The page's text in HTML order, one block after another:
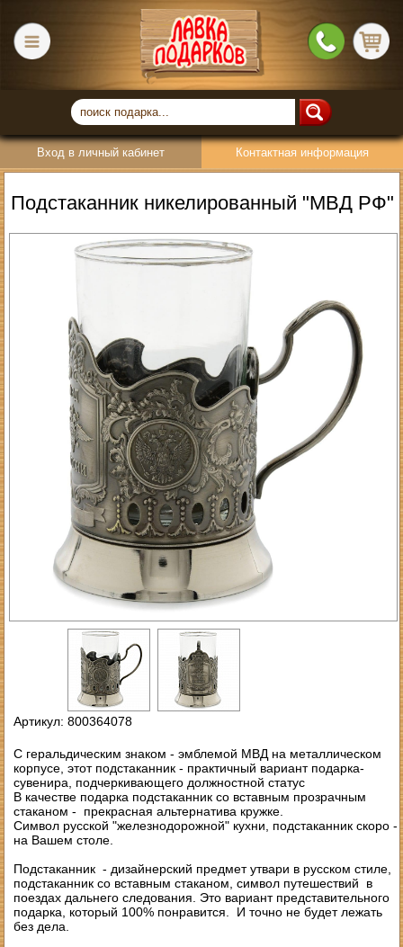
Вход в личный кабинет Контактная информация
Подстаканник никелированный "МВД РФ"
Артикул: 800364078
С геральдическим знаком - эмблемой МВД на металлическом
корпусе, этот подстаканник - практичный вариант подарка-
сувенира, подчеркивающего должностной статус
В качестве подарка подстаканник со вставным прозрачным
стаканом - прекрасная альтернатива кружке.
Символ русской "железнодорожной" кухни, подстаканник скоро -
на Вашем столе.
Подстаканник - дизайнерский предмет утвари в русском стиле,
подстаканник со вставным стаканом, символ путешествий в
поездах дальнего следования. Это вариант представительного
подарка, который 100% понравится. И точно не будет лежать
без дела.